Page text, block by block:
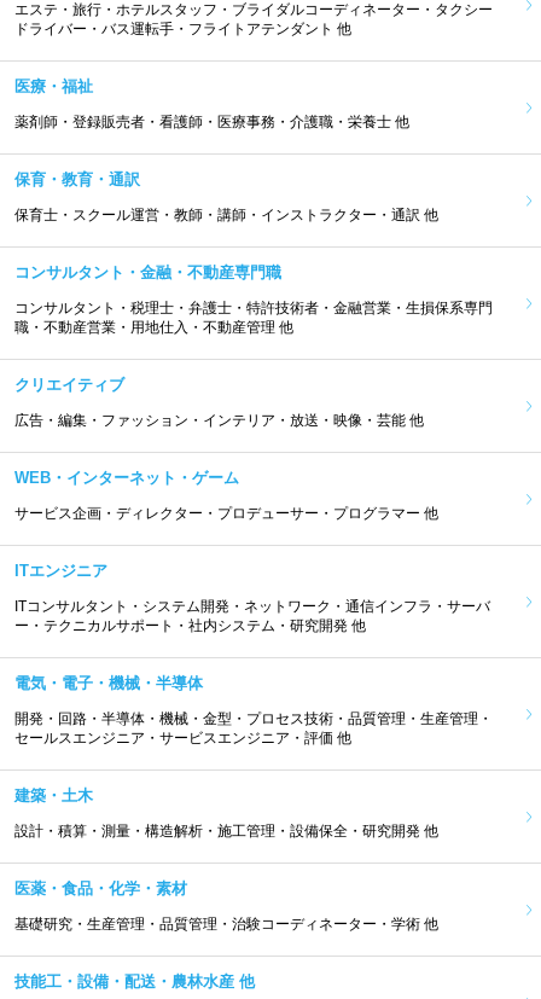
エステ・旅行・ホテルスタッフ・ブライダルコーディネーター・タクシー
ドライバー・バス運転手・フライトアテンダント 他
医療・福祉
薬剤師・登録販売者・看護師・医療事務・介護職・栄養士 他
保育・教育・通訳
保育士・スクール運営・教師・講師・インストラクター・通訳 他
コンサルタント・金融・不動産専門職
コンサルタント・税理士・弁護士・特許技術者・金融営業・生損保系専門
職・不動産営業・用地仕入・不動産管理 他
クリエイティブ
広告・編集・ファッション・インテリア・放送・映像・芸能 他
WEB・インターネット・ゲーム
サービス企画・ディレクター・プロデューサー・プログラマー 他
ITエンジニア
ITコンサルタント・システム開発・ネットワーク・通信インフラ・サーバ
ー・テクニカルサポート・社内システム・研究開発 他
電気・電子・機械・半導体
開発・回路・半導体・機械・金型・プロセス技術・品質管理・生産管理・
セールスエンジニア・サービスエンジニア・評価 他
建築・土木
設計・積算・測量・構造解析・施工管理・設備保全・研究開発 他
医薬・食品・化学・素材
基礎研究・生産管理・品質管理・治験コーディネーター・学術 他
技能工・設備・配送・農林水産 他